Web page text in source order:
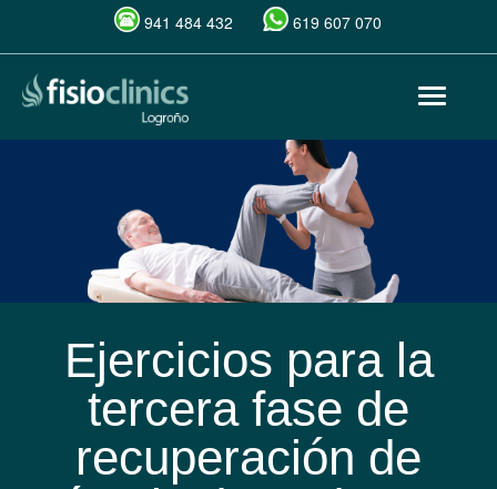
Pasar
contenido
941 484 432 619 607 070
Toggle
Ejercicios para la
tercera fase de
recuperación de